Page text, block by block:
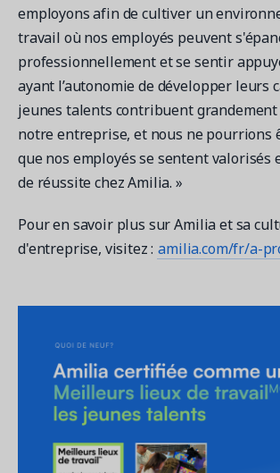
employons afin de cultiver un
travail où nos employés peuvent
professionnellement et se sentir
ayant l’autonomie de développer leurs
jeunes talents contribuent grandement
notre entreprise, et nous ne pourrions
que nos employés se sentent valorisés
de réussite chez Amilia. »
Pour en savoir plus sur Amilia et sa
d'entreprise, visitez : amilia.com/fr/a-